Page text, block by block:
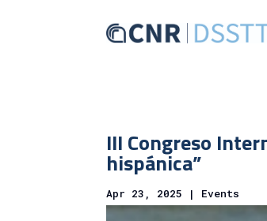
III Congreso
hispánica”
Apr 23, 2025 | Events